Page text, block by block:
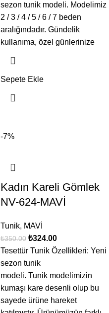
sezon tunik modeli. Modelimiz
2 / 3 / 4 / 5 / 6 / 7 beden
aralığındadır. Gündelik
kullanıma, özel günlerinize
Sepete Ekle
-7%
Kadın Kareli Gömlek
NV-624-MAVİ
Tunik, MAVİ
₺350.00 ₺324.00
Tesettür Tunik Özellikleri: Yeni
sezon tunik
modeli. Tunik modelimizin
kumaşı kare desenli olup bu
sayede ürüne hareket